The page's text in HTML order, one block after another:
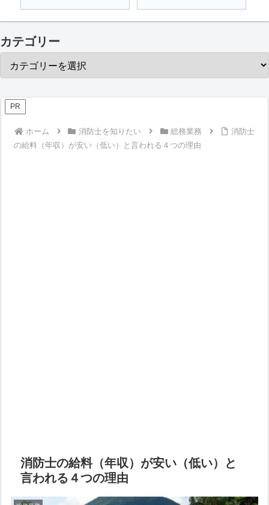
カテゴリー
PR
ホーム 消防士を知りたい 総務業務
消防士
の給料（年収）が安い（低い）と言われる４つの理由
消防士の給料（年収）が安い（低い）と
言われる４つの理由